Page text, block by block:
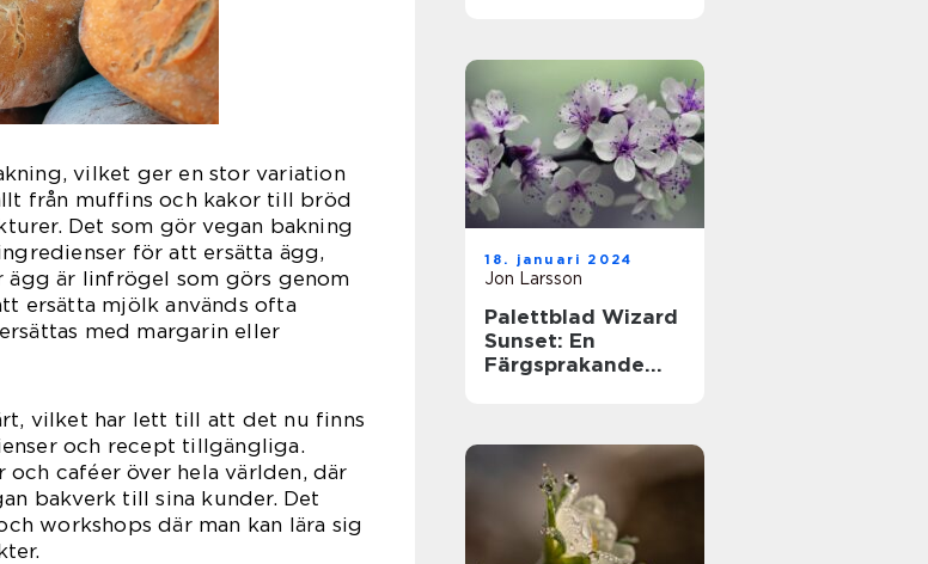
vilket ger en stor variation
från muffins och kakor till bröd
Det som gör vegan bakning
för att ersätta ägg,
är linfrögel som görs genom
ersätta mjölk används ofta
med margarin eller
vilket har lett till att det nu finns
och recept tillgängliga.
caféer över hela världen, där
bakverk till sina kunder. Det
workshops där man kan lära sig
18. januari 2024
Jon Larsson
Palettblad Wizard
Sunset: En
Färgsprakande